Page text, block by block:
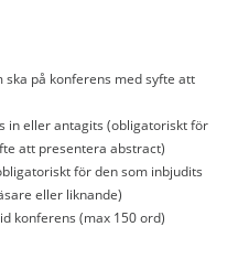
på konferens med syfte att
in eller antagits (obligatoriskt för
att presentera abstract)
för den som inbjudits
eller liknande)
konferens (max 150 ord)